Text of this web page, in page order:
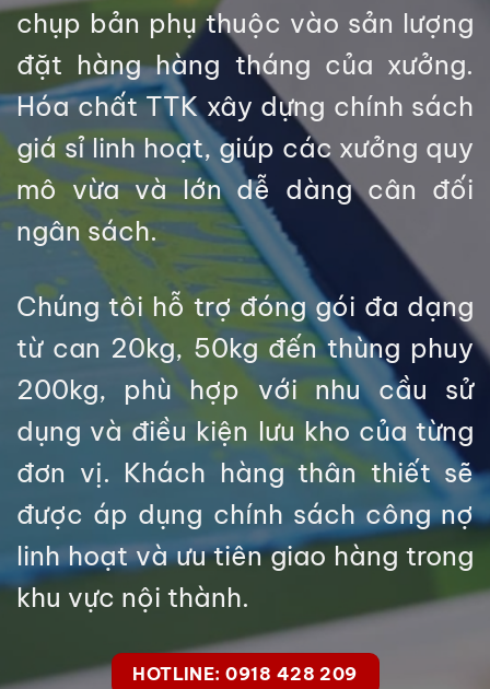
chụp bản phụ thuộc vào sản lượng
đặt hàng hàng tháng của xưởng.
Hóa chất TTK xây dựng chính sách
giá sỉ linh hoạt, giúp các xưởng quy
mô vừa và lớn dễ dàng cân đối
ngân sách.
Chúng tôi hỗ trợ đóng gói đa dạng
từ can 20kg, 50kg đến thùng phuy
200kg, phù hợp với nhu cầu sử
dụng và điều kiện lưu kho của từng
đơn vị. Khách hàng thân thiết sẽ
được áp dụng chính sách công nợ
linh hoạt và ưu tiên giao hàng trong
khu vực nội thành.
HOTLINE: 0918 428 209